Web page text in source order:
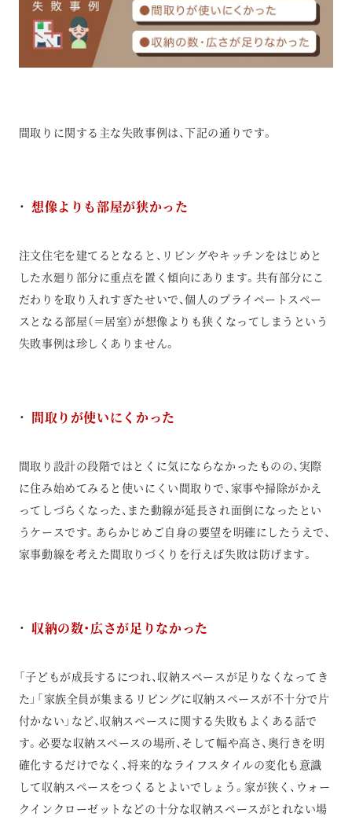
間取りに関する主な失敗事例は、下記の通りです。
想像よりも部屋が狭かった
注文住宅を建てるとなると、リビングやキッチンをはじめと
した水廻り部分に重点を置く傾向にあります。共有部分にこ
だわりを取り入れすぎたせいで、個人のプライペートスペー
スとなる部屋（＝居室）が想像よりも狭くなってしまうという
失敗事例は珍しくありません。
間取りが使いにくかった
間取り設計の段階ではとくに気にならなかったものの、実際
に住み始めてみると使いにくい間取りで、家事や掃除がかえ
ってしづらくなった、また動線が延長され面倒になったとい
うケースです。あらかじめご自身の要望を明確にしたうえで、
家事動線を考えた間取りづくりを行えば失敗は防げます。
収納の数・広さが足りなかった
「子どもが成長するにつれ、収納スペースが足りなくなってき
た」「家族全員が集まるリビングに収納スペースが不十分で片
付かない」など、収納スペースに関する失敗もよくある話で
す。必要な収納スペースの場所、そして幅や高さ、奥行きを明
確化するだけでなく、将来的なライフスタイルの変化も意識
して収納スペースをつくるとよいでしょう。家が狭く、ウォー
クインクローゼットなどの十分な収納スペースがとれない場